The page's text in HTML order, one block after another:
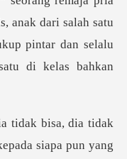
anak dari salah satu
siapa pun yang